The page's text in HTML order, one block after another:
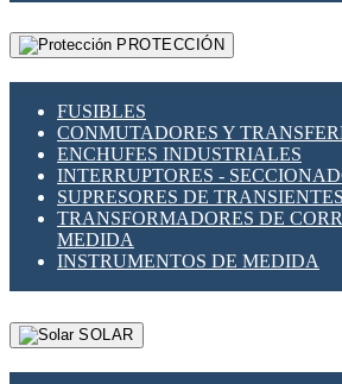
PROTECCIÓN
FUSIBLES
CONMUTADORES Y
ENCHUFES INDUSTRIALES
INTERRUPTORES -
SUPRESORES DE TRANSIENTES
TRANSFORMADORES DE
MEDIDA
INSTRUMENTOS DE MEDIDA
SOLAR